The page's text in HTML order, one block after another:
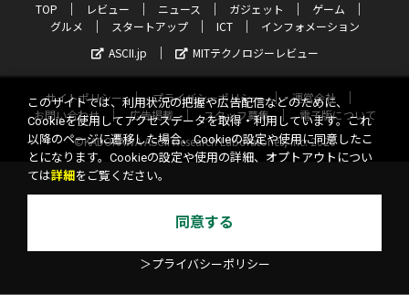
TOP レビュー ニュース ガジェット
ゲーム
グルメ
スタートアップ ICT
インフォメーション
ASCII.jp
MITテクノロジーレビュー
サイトポリシー プライバシーポリシー
運営会社
お問い合わせ
広告掲載 スタッフ募集
電子版について
©KADOKAWA ASCII Research Laboratories, Inc. 2026
このサイトでは、利用状況の把握や広告配信などのために、
Cookieを使用してアクセスデータを取得・利用しています。これ
以降のページに遷移した場合、Cookieの設定や使用に同意したこ
とになります。Cookieの設定や使用の詳細、オプトアウトについ
ては詳細 をご覧ください。
同意する
＞プライバシーポリシー